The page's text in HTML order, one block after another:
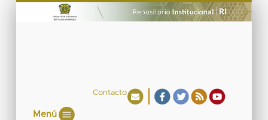
Contacto
Menú